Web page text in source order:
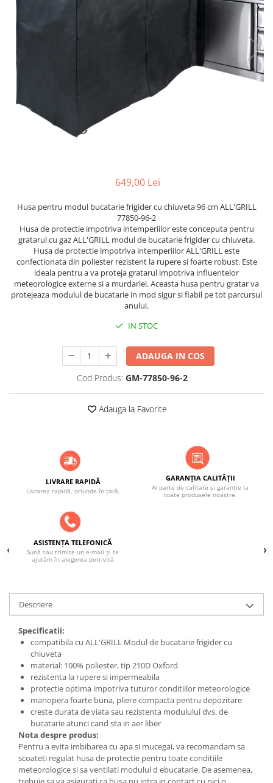
649,00 Lei
Husa pentru modul bucatarie frigider cu chiuveta 96 cm ALL'GRILL
77850-96-2
Husa de protectie impotriva intemperiilor este conceputa pentru
gratarul cu gaz ALL'GRILL modul de bucatarie frigider cu chiuveta.
Husa de protectie impotriva intemperiilor ALL'GRILL este
confectionata din poliester rezistent la rupere si foarte robust. Este
ideala pentru a va proteja gratarul impotriva influentelor
meteorologice externe si a murdariei. Aceasta husa pentru gratar va
protejeaza modulul de bucatarie in mod sigur si fiabil pe tot parcursul
anului.
IN STOC
ADAUGA IN COS
Cod Produs: GM-77850-96-2
Adauga la Favorite
LIVRARE RAPIDĂ
Livrarea rapidă, oriunde în țară.
GARANȚIA CALITĂȚII
Ai parte de calitate și garanție la
toate produsele noastre.
ASISTENȚA TELEFONICĂ
Sună sau trimite un e-mail și te
ajutăm în alegerea potrivită
Descriere
Specificatii:
compatibila cu ALL'GRILL Modul de bucatarie frigider cu
chiuveta
material: 100% poliester, tip 210D Oxford
rezistenta la rupere si impermeabila
protectie optima impotriva tuturor conditiilor meteorologice
manopera foarte buna, pliere compacta pentru depozitare
creste durata de viata sau rezistenta modulului dvs. de
bucatarie atunci cand sta in aer liber
Nota despre produs:
Pentru a evita imbibarea cu apa si mucegai, va recomandam sa
scoateti regulat husa de protectie pentru toate conditiile
meteorologice si sa ventilati modulul d ebucatarie. De asemenea,